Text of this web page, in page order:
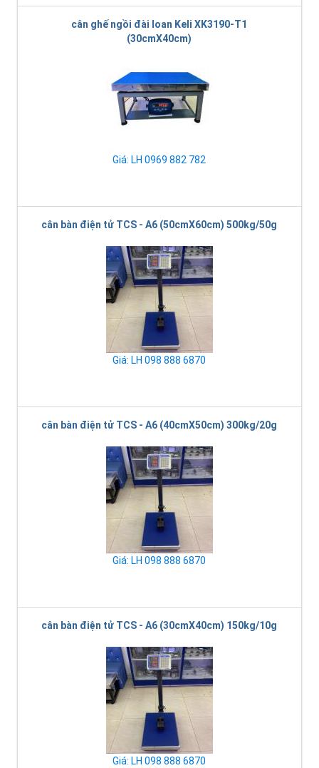
cân ghế ngồi đài loan Keli XK3190-T1
(30cmX40cm)
Giá: LH 0969 882 782
cân bàn điện tử TCS - A6 (50cmX60cm) 500kg/50g
Giá: LH 098 888 6870
cân bàn điện tử TCS - A6 (40cmX50cm) 300kg/20g
Giá: LH 098 888 6870
cân bàn điện tử TCS - A6 (30cmX40cm) 150kg/10g
Giá: LH 098 888 6870